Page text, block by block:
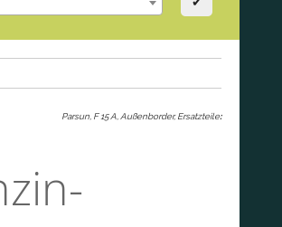
Parsun, F 15 A, Außenborder, Ersatzteile: